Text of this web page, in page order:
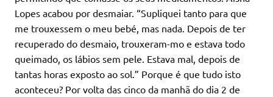
Lopes acabou por desmaiar. “Supliquei tanto para que
me trouxessem o meu bebé, mas nada. Depois de ter
recuperado do desmaio, trouxeram-mo e estava todo
queimado, os lábios sem pele. Estava mal, depois de
tantas horas exposto ao sol.” Porque é que tudo isto
aconteceu? Por volta das cinco da manhã do dia 2 de